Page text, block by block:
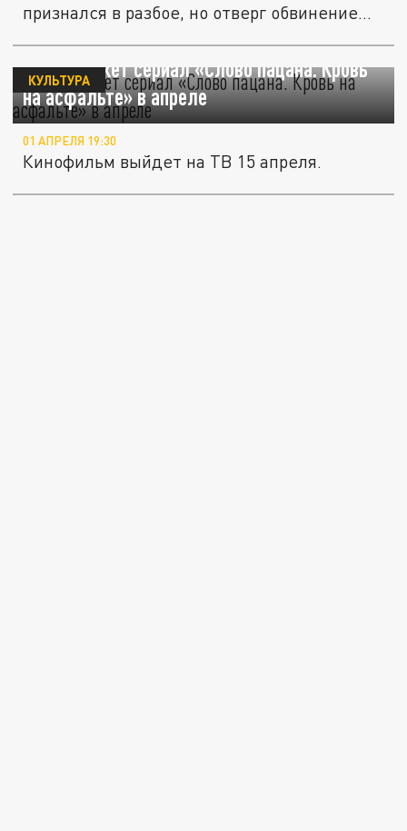
признался в разбое, но отверг обвинение
НТВ покажет сериал «Слово пацана. Кровь
на асфальте» в апреле
КУЛЬТУРА
01 АПРЕЛЯ 19:30
Кинофильм выйдет на ТВ 15 апреля.